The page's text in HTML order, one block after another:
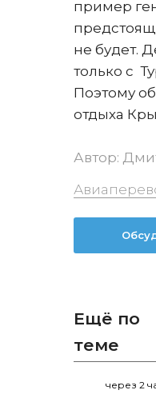
пример
не будет.
только с
Поэтому
отдыха
Автор:
Ещё по
теме
через 2